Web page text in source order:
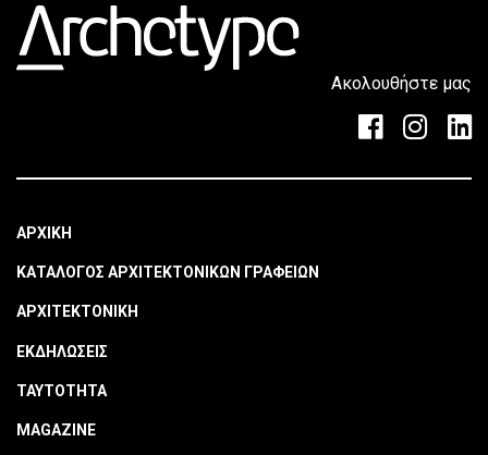
Ακολουθήστε μας
ΑΡΧΙΚΗ
ΚΑΤΑΛΟΓΟΣ ΑΡΧΙΤΕΚΤΟΝΙΚΩΝ ΓΡΑΦΕΙΩΝ
ΑΡΧΙΤΕΚΤΟΝΙΚΗ
ΕΚΔΗΛΩΣΕΙΣ
ΤΑΥΤΟΤΗΤΑ
MAGAZINE